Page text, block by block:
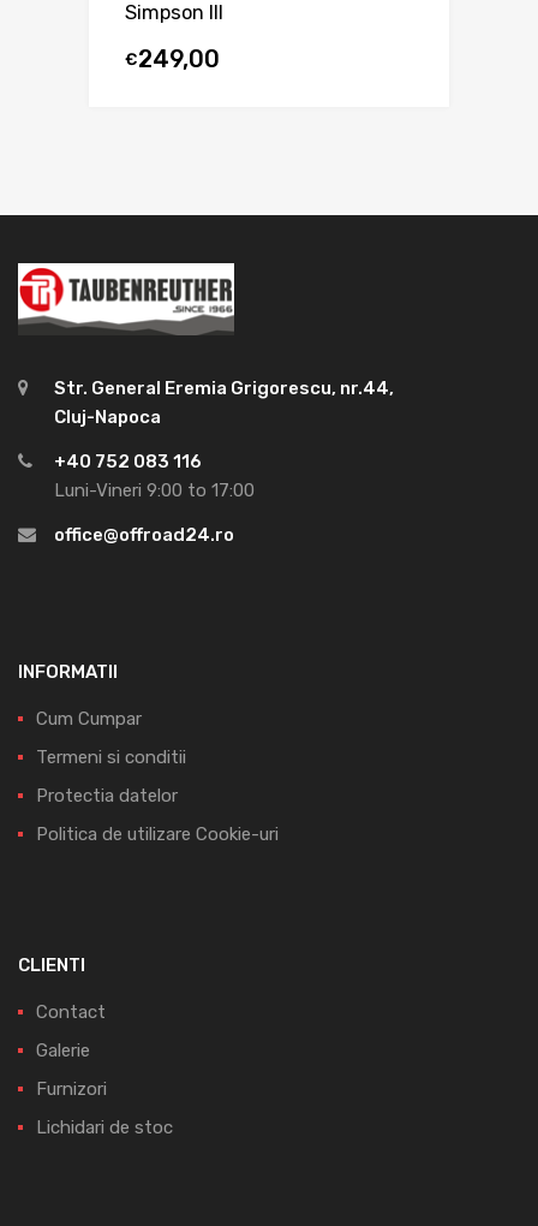
Simpson III
€249,00
Str. General Eremia Grigorescu, nr.44,
Cluj-Napoca
+40 752 083 116
Luni-Vineri 9:00 to 17:00
office@offroad24.ro
INFORMATII
Cum Cumpar
Termeni si conditii
Protectia datelor
Politica de utilizare Cookie-uri
CLIENTI
Contact
Galerie
Furnizori
Lichidari de stoc